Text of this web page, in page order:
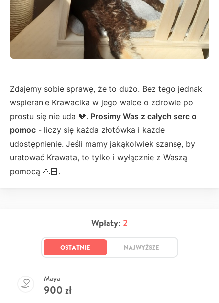
Zdajemy sobie sprawę, że to dużo. Bez tego jednak
wspieranie Krawacika w jego walce o zdrowie po
prostu się nie uda 💔. Prosimy Was z całych serc o
pomoc - liczy się każda złotówka i każde
udostępnienie. Jeśli mamy jakąkolwiek szansę, by
uratować Krawata, to tylko i wyłącznie z Waszą
pomocą 🙏🏻.
Wpłaty: 2
OSTATNIE NAJWYŻSZE
Maya
900 zł